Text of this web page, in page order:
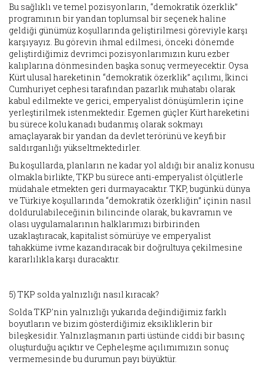
Bu sağlıklı ve temel pozisyonların, “demokratik özerklik”
programının bir yandan toplumsal bir seçenek haline
geldiği günümüz koşullarında geliştirilmesi göreviyle karşı
karşıyayız. Bu görevin ihmal edilmesi, önceki dönemde
geliştirdiğimiz devrimci pozisyonlarımızın kuru ezber
kalıplarına dönmesinden başka sonuç vermeyecektir. Oysa
Kürt ulusal hareketinin “demokratik özerklik” açılımı, İkinci
Cumhuriyet cephesi tarafından pazarlık muhatabı olarak
kabul edilmekte ve gerici, emperyalist dönüşümlerin içine
yerleştirilmek istenmektedir. Egemen güçler Kürt hareketini
bu sürece kolu kanadı budanmış olarak sokmayı
amaçlayarak bir yandan da devlet terörünü ve keyfi bir
saldırganlığı yükseltmektedirler.
Bu koşullarda, planların ne kadar yol aldığı bir analiz konusu
olmakla birlikte, TKP bu sürece anti-emperyalist ölçütlerle
müdahale etmekten geri durmayacaktır. TKP, bugünkü dünya
ve Türkiye koşullarında “demokratik özerkliğin” içinin nasıl
doldurulabileceğinin bilincinde olarak, bu kavramın ve
olası uygulamalarının halklarımızı birbirinden
uzaklaştıracak, kapitalist sömürüye ve emperyalist
tahakküme ivme kazandıracak bir doğrultuya çekilmesine
kararlılıkla karşı duracaktır.
5) TKP solda yalnızlığı nasıl kıracak?
Solda TKP'nin yalnızlığı yukarıda değindiğimiz farklı
boyutların ve bizim gösterdiğimiz eksikliklerin bir
bileşkesidir. Yalnızlaşmanın parti üstünde ciddi bir basınç
oluşturduğu açıktır ve Cepheleşme açılımımızın sonuç
vermemesinde bu durumun payı büyüktür.